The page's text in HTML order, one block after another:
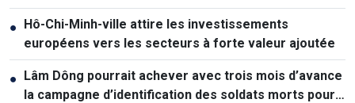
● Hô-Chi-Minh-ville attire les investissements
européens vers les secteurs à forte valeur ajoutée
● Lâm Dông pourrait achever avec trois mois d’avance
la campagne d’identification des soldats morts pour